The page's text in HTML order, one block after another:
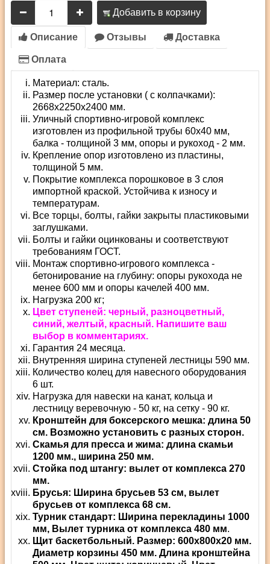
Добавить в корзину
Описание Отзывы Доставка
Оплата
Материал: сталь.
Размер после установки ( с колпачками):
2668х2250х2400 мм.
Уличный спортивно-игровой комплекс
изготовлен из профильной трубы 60х40 мм,
балка - толщиной 3 мм, опоры и рукоход - 2 мм.
Крепление опор изготовлено из пластины,
толщиной 5 мм.
Покрытие комплекса порошковое в 3 слоя
импортной краской. Устойчива к износу и
температурам.
Все торцы, болты, гайки закрыты пластиковыми
заглушками.
Болты и гайки оцинкованы и соответствуют
требованиям ГОСТ.
Монтаж спортивно-игрового комплекса -
бетонирование на глубину: опоры рукохода не
менее 600 мм и опоры качелей 400 мм.
Нагрузка 200 кг;
Цвет ступеней: черный, разноцветный,
синий, желтый, красный. Напишите ваш
выбор в комментариях.
Гарантия 24 месяца.
Внутренняя ширина ступеней лестницы 590 мм.
Количество колец для навесного оборудования
6 шт.
Нагрузка для навески на канат, кольца и
лестницу веревочную - 50 кг, на сетку - 90 кг.
Кронштейн для боксерского мешка: длина 50
см. Возможно установить с разных сторон.
Скамья для пресса и жима: длина скамьи
1200 мм., ширина 250 мм.
Стойка под штангу: вылет от комплекса 270
мм.
Брусья: Ширина брусьев 53 см, вылет
брусьев от комплекса 68 см.
Турник стандарт: Ширина перекладины 1000
мм, Вылет турника от комплекса 480 мм.
Щит баскетбольный. Размер: 600х800х20 мм.
Диаметр корзины 450 мм. Длина кронштейна